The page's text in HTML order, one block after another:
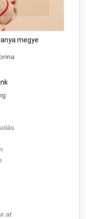
megye